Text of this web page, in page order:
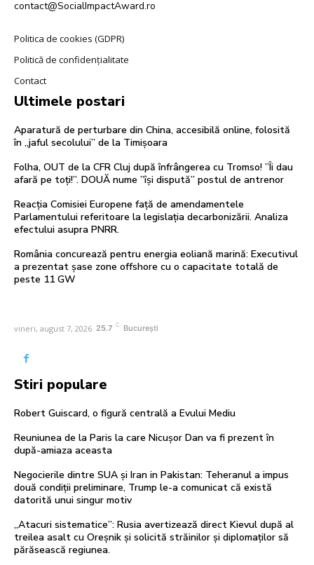
contact@SocialImpactAward.ro
Politica de cookies (GDPR)
Politică de confidențialitate
Contact
Ultimele postari
Aparatură de perturbare din China, accesibilă online, folosită
în „jaful secolului” de la Timișoara
Folha, OUT de la CFR Cluj după înfrângerea cu Tromso! ”Îi dau
afară pe toți!”. DOUĂ nume ”își dispută” postul de antrenor
Reacția Comisiei Europene față de amendamentele
Parlamentului referitoare la legislația decarbonizării. Analiza
efectului asupra PNRR.
România concurează pentru energia eoliană marină: Executivul
a prezentat șase zone offshore cu o capacitate totală de
peste 11 GW
vineri, august 7, 2026 25.7 C București
Stiri populare
Robert Guiscard, o figură centrală a Evului Mediu
Reuniunea de la Paris la care Nicușor Dan va fi prezent în
după-amiaza aceasta
Negocierile dintre SUA și Iran in Pakistan: Teheranul a impus
două condiții preliminare, Trump le-a comunicat că există
datorită unui singur motiv
„Atacuri sistematice”: Rusia avertizează direct Kievul după al
treilea asalt cu Oreșnik și solicită străinilor și diplomaților să
părăsească regiunea.